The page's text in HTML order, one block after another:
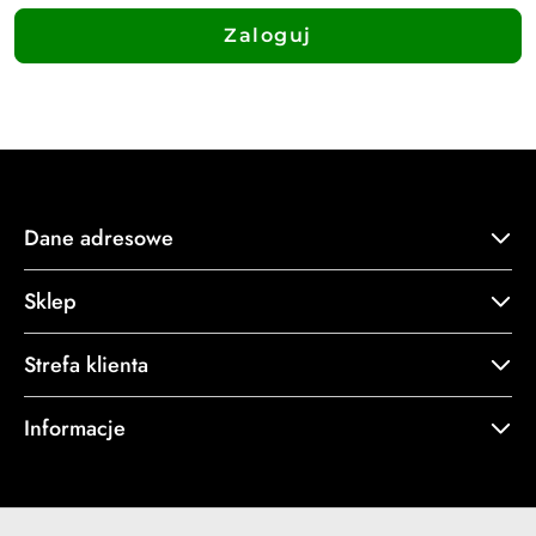
Zaloguj
Dane adresowe
Sklep
Strefa klienta
Informacje